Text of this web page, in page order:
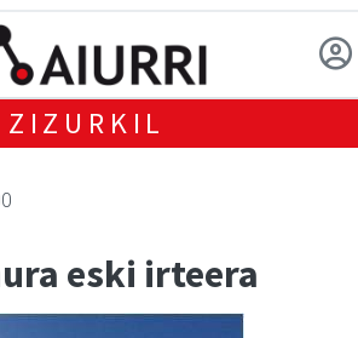
ZIZURKIL
eski irteera